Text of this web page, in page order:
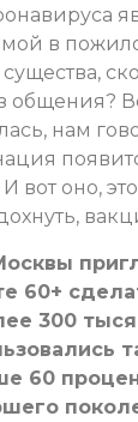
в
общения?
нам
вот оно,
60+
300
60